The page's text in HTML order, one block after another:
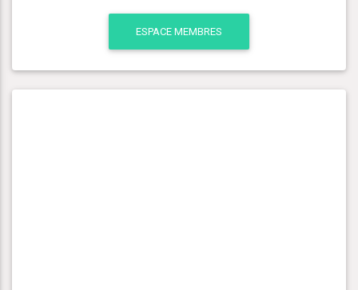
ESPACE MEMBRES